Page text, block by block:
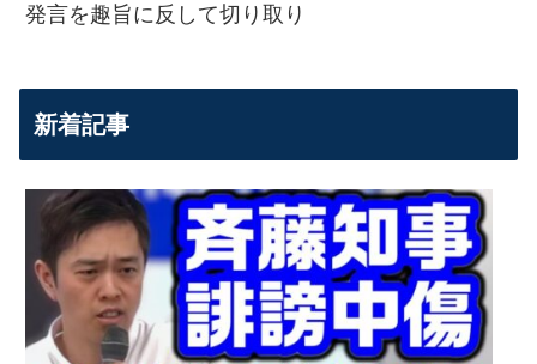
発言を趣旨に反して切り取り
新着記事